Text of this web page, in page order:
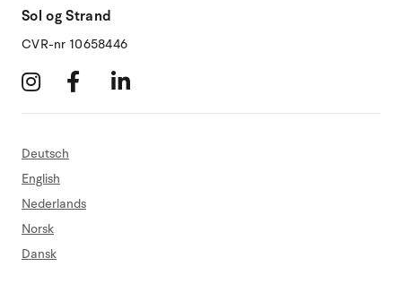
Sol og Strand
CVR-nr 10658446
Deutsch
English
Nederlands
Norsk
Dansk